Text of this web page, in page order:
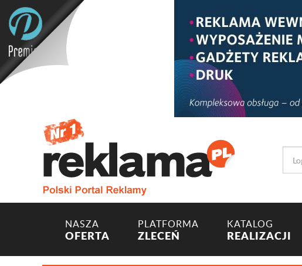
NASZA
OFERTA
PLATFORMA
ZLECEŃ
KATALOG
REALIZACJI